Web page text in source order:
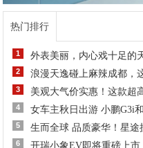
热门排行
1 外表美丽，内心戏十足的
2 浪漫天逸碰上麻辣成都，
3 美观大气价实惠！这款超
4 女车主秋日出游 小鹏G3i
5 生而全球 品质豪华！星
6 开瑞小象EV即将重磅上